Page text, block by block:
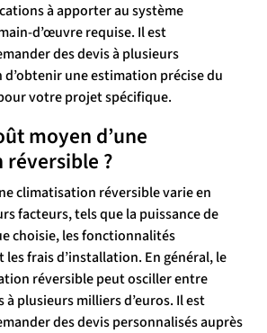
à apporter au système
d’œuvre requise. Il est
des devis à plusieurs
une estimation précise du
votre projet spécifique.
moyen d’une
?
climatisation réversible varie en
facteurs, tels que la puissance de
choisie, les fonctionnalités
frais d’installation. En général, le
réversible peut osciller entre
plusieurs milliers d’euros. Il est
des devis personnalisés auprès